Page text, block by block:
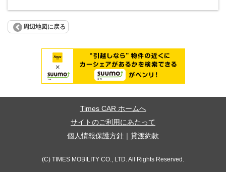
周辺地図に戻る
Times CAR ホームへ
サイトのご利用にあたって
個人情報保護方針
貸渡約款
(C) TIMES MOBILITY CO., LTD. All Rights Reserved.